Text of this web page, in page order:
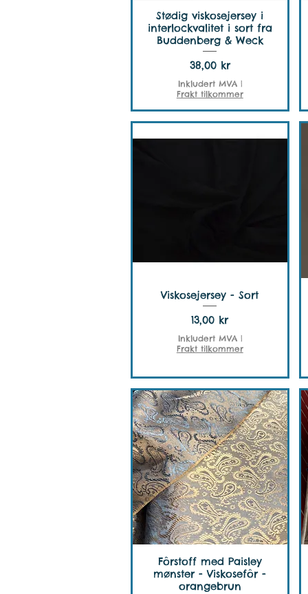
Stødig viskosejersey i
interlockvalitet i sort fra
Buddenberg & Weck
Pris
38,00 kr
Inkludert MVA|
Frakt tilkommer
Viskosejersey - Sort
Pris
13,00 kr
Inkludert MVA|
Frakt tilkommer
Fôrstoff med Paisley
mønster - Viskosefôr -
orangebrun